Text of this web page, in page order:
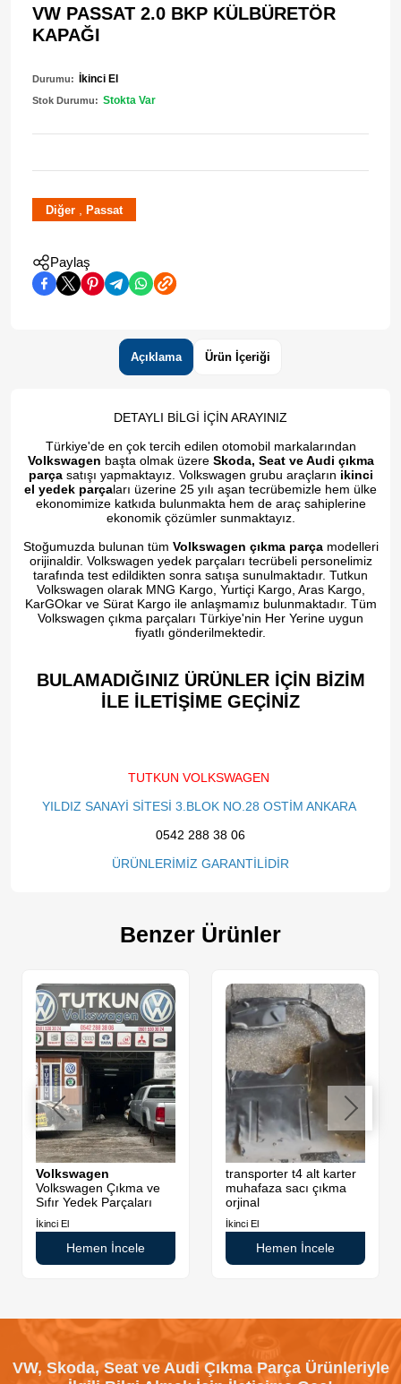
VW PASSAT 2.0 BKP KÜLBÜRETÖR
KAPAĞI
Durumu: İkinci El
Stok Durumu: Stokta Var
Diğer , Passat
Paylaş
Açıklama Ürün İçeriği
DETAYLI BİLGİ İÇİN ARAYINIZ
Türkiye'de en çok tercih edilen otomobil markalarından
Volkswagen başta olmak üzere Skoda, Seat ve Audi çıkma
parçasatışı yapmaktayız. Volkswagen grubu araçların ikinci
el yedek parçaları üzerine 25 yılı aşan tecrübemizle hem ülke
ekonomimize katkıda bulunmakta hem de araç sahiplerine
ekonomik çözümler sunmaktayız.
Stoğumuzda bulunan tüm Volkswagen çıkma parçamodelleri
orijinaldir. Volkswagen yedek parçaları tecrübeli personelimiz
tarafında test edildikten sonra satışa sunulmaktadır. Tutkun
Volkswagen olarak MNG Kargo, Yurtiçi Kargo, Aras Kargo,
KarGOkar ve Sürat Kargo ile anlaşmamız bulunmaktadır. Tüm
Volkswagen çıkma parçaları Türkiye'nin Her Yerine uygun
fiyatlı gönderilmektedir.
BULAMADIĞINIZ ÜRÜNLER İÇİN BİZİM
İLE İLETİŞİME GEÇİNİZ​
TUTKUN VOLKSWAGEN
YILDIZ SANAYİ SİTESİ 3.BLOK NO.28 OSTİM ANKARA
0542 288 38 06
ÜRÜNLERİMİZ GARANTİLİDİR
Benzer Ürünler
Volkswagen
Volkswagen Çıkma ve
Sıfır Yedek Parçaları
İkinci El
Hemen İncele
transporter t4 alt karter
muhafaza sacı çıkma
orjinal
İkinci El
Hemen İncele
VW, Skoda, Seat ve Audi Çıkma Parça Ürünleriyle